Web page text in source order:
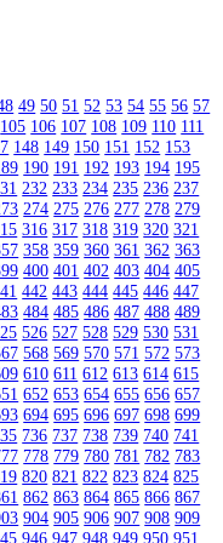
49 50 51 52 53 54 55 56 57
105 106 107 108 109 110 111
148 149 150 151 152 153
190 191 192 193 194 195
232 233 234 235 236 237
274 275 276 277 278 279
316 317 318 319 320 321
358 359 360 361 362 363
400 401 402 403 404 405
442 443 444 445 446 447
484 485 486 487 488 489
526 527 528 529 530 531
568 569 570 571 572 573
610 611 612 613 614 615
652 653 654 655 656 657
694 695 696 697 698 699
736 737 738 739 740 741
778 779 780 781 782 783
820 821 822 823 824 825
862 863 864 865 866 867
904 905 906 907 908 909
946 947 948 949 950 951